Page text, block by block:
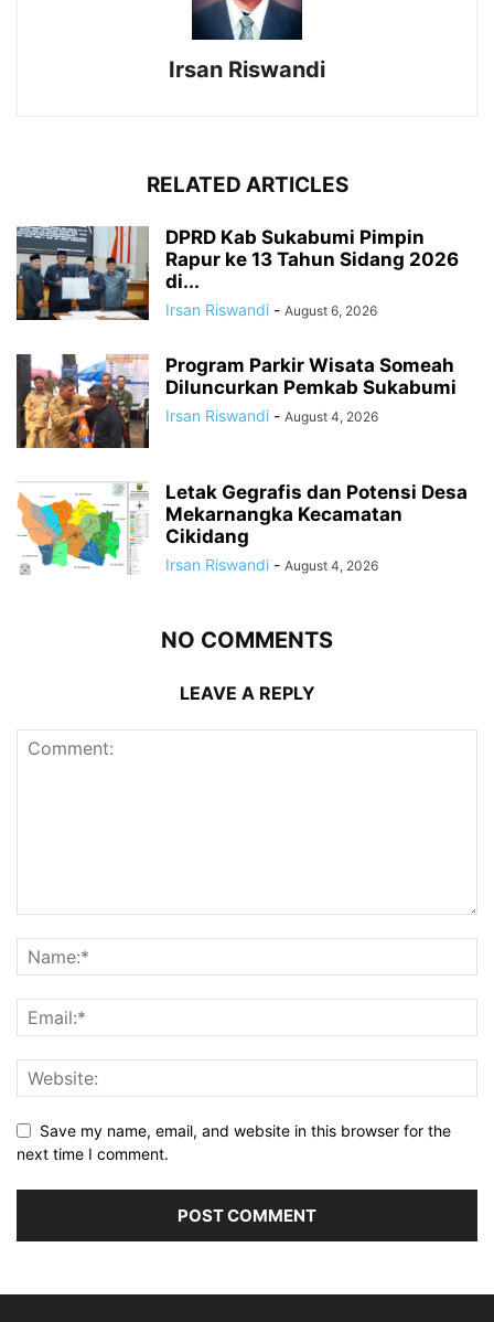
Irsan Riswandi
RELATED ARTICLES
DPRD Kab Sukabumi Pimpin
Rapur ke 13 Tahun Sidang 2026
di...
Irsan Riswandi - August 6, 2026
Program Parkir Wisata Someah
Diluncurkan Pemkab Sukabumi
Irsan Riswandi - August 4, 2026
Letak Gegrafis dan Potensi Desa
Mekarnangka Kecamatan
Cikidang
Irsan Riswandi - August 4, 2026
NO COMMENTS
LEAVE A REPLY
Save my name, email, and website in this browser for the
next time I comment.